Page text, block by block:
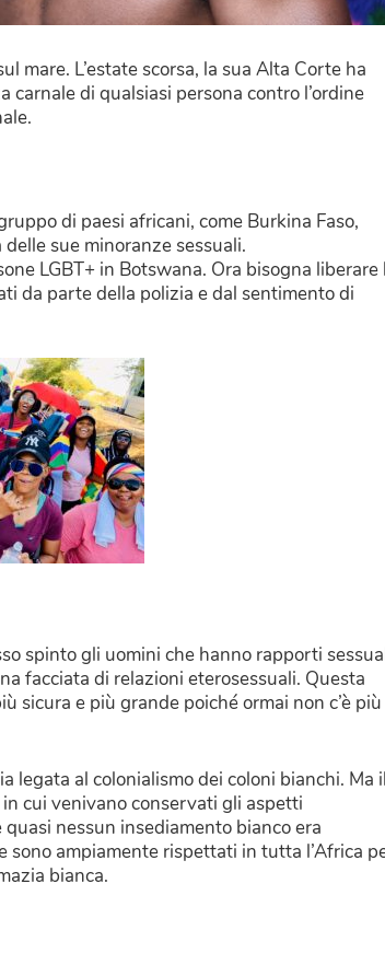
mare. L’estate scorsa, la sua Alta Corte ha
carnale di qualsiasi persona contro l’ordine
di paesi africani, come Burkina Faso,
dignità delle sue minoranze sessuali.
LGBT+ in Botswana. Ora bisogna liberare
da parte della polizia e dal sentimento di
spinto gli uomini che hanno rapporti
facciata di relazioni eterosessuali. Questa
sicura e più grande poiché ormai non c’è più
legata al colonialismo dei coloni bianchi. Ma il
cui venivano conservati gli aspetti
nessun insediamento bianco era
sono ampiamente rispettati in tutta l’Africa
bianca.